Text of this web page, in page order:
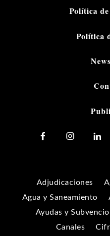
Política
Política
Adjudicaciones
Agua y Saneamiento
Ayudas y
Canales